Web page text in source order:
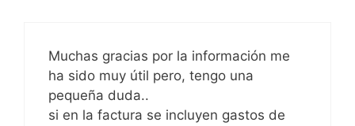
Muchas gracias por la información me
ha sido muy útil pero, tengo una
pequeña duda..
si en la factura se incluyen gastos de